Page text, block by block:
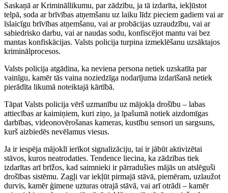
Saskaņā ar Krimināllikumu, par zādzību, ja tā izdarīta, iekļūstot
telpā, soda ar brīvības atņemšanu uz laiku līdz pieciem gadiem vai ar
īslaicīgu brīvības atņemšanu, vai ar probācijas uzraudzību, vai ar
sabiedrisko darbu, vai ar naudas sodu, konfiscējot mantu vai bez
mantas konfiskācijas. Valsts policija turpina izmeklēšanu uzsāktajos
kriminālprocesos.
Valsts policija atgādina, ka neviena persona netiek uzskatīta par
vainīgu, kamēr tās vaina noziedzīga nodarījuma izdarīšanā netiek
pierādīta likumā noteiktajā kārtībā.
Tāpat Valsts policija vērš uzmanību uz mājokļa drošību – labas
attiecības ar kaimiņiem, kuri ziņo, ja īpašumā notiek aizdomīgas
darbības, videonovērošanas kameras, kustību sensori un sargsuns,
kurš aizbiedēs nevēlamus viesus.
Ja ir iespēja mājoklī ierīkot signalizāciju, tai ir jābūt aktivizētai
stāvos, kuros neatrodaties. Tendence liecina, ka zādzības tiek
izdarītas arī brīžos, kad saimnieki ir pārradušies mājās un atslēguši
drošības sistēmu. Zagļi var iekļūt pirmajā stāvā, piemēram, uzlaužot
durvis, kamēr ģimene uzturas otrajā stāvā, vai arī otrādi – kamēr